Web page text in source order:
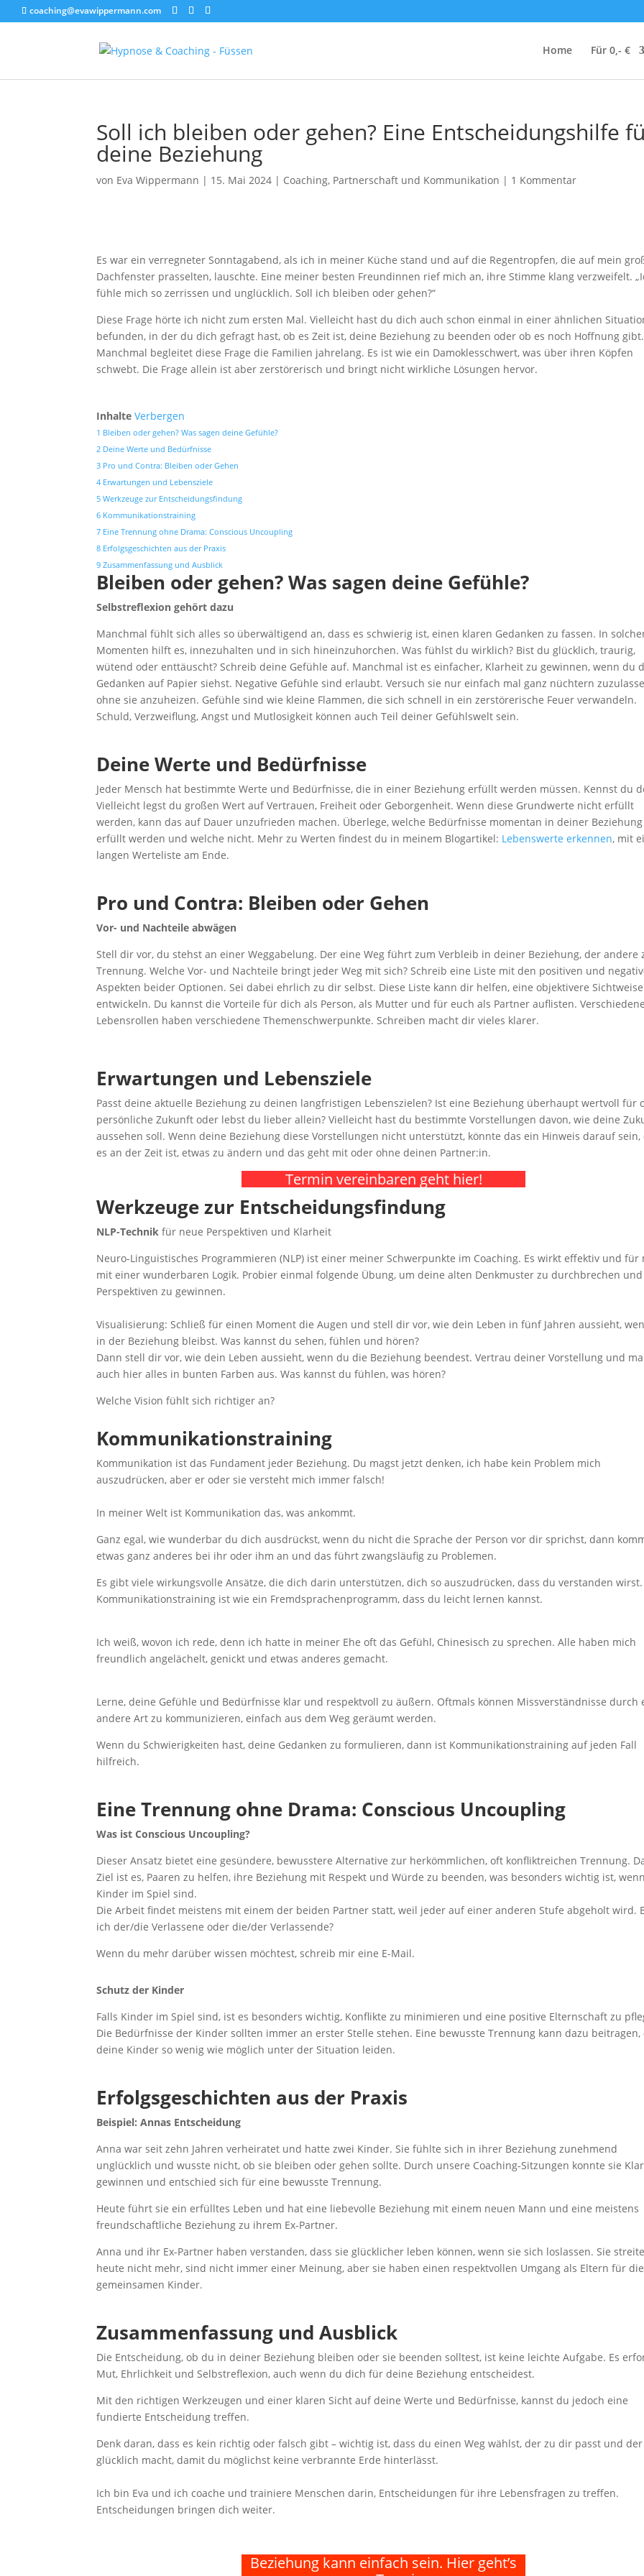
coaching@evawippermann.com
Home Für 0,- €
Soll ich bleiben oder gehen? Eine Entscheidungshilfe
deine Beziehung
von Eva Wippermann | 15. Mai 2024 | Coaching, Partnerschaft und Kommunikation | 1 Kommentar
Es war ein verregneter Sonntagabend, als ich in meiner Küche stand und auf die Regentropfen, die auf mein
Dachfenster prasselten, lauschte. Eine meiner besten Freundinnen rief mich an, ihre Stimme klang verzweifelt.
fühle mich so zerrissen und unglücklich. Soll ich bleiben oder gehen?“
Diese Frage hörte ich nicht zum ersten Mal. Vielleicht hast du dich auch schon einmal in einer ähnlichen
befunden, in der du dich gefragt hast, ob es Zeit ist, deine Beziehung zu beenden oder ob es noch Hoffnung gibt.
Manchmal begleitet diese Frage die Familien jahrelang. Es ist wie ein Damoklesschwert, was über ihren Köpfen
schwebt. Die Frage allein ist aber zerstörerisch und bringt nicht wirkliche Lösungen hervor.
Inhalte Verbergen
1 Bleiben oder gehen? Was sagen deine Gefühle?
2 Deine Werte und Bedürfnisse
3 Pro und Contra: Bleiben oder Gehen
4 Erwartungen und Lebensziele
5 Werkzeuge zur Entscheidungsfindung
6 Kommunikationstraining
7 Eine Trennung ohne Drama: Conscious Uncoupling
8 Erfolgsgeschichten aus der Praxis
9 Zusammenfassung und Ausblick
Bleiben oder gehen? Was sagen deine Gefühle?
Selbstreflexion gehört dazu
Manchmal fühlt sich alles so überwältigend an, dass es schwierig ist, einen klaren Gedanken zu fassen. In
Momenten hilft es, innezuhalten und in sich hineinzuhorchen. Was fühlst du wirklich? Bist du glücklich, traurig,
wütend oder enttäuscht? Schreib deine Gefühle auf. Manchmal ist es einfacher, Klarheit zu gewinnen, wenn du
Gedanken auf Papier siehst. Negative Gefühle sind erlaubt. Versuch sie nur einfach mal ganz nüchtern
ohne sie anzuheizen. Gefühle sind wie kleine Flammen, die sich schnell in ein zerstörerische Feuer verwandeln.
Schuld, Verzweiflung, Angst und Mutlosigkeit können auch Teil deiner Gefühlswelt sein.
Deine Werte und Bedürfnisse
Jeder Mensch hat bestimmte Werte und Bedürfnisse, die in einer Beziehung erfüllt werden müssen. Kennst du
Vielleicht legst du großen Wert auf Vertrauen, Freiheit oder Geborgenheit. Wenn diese Grundwerte nicht erfüllt
werden, kann das auf Dauer unzufrieden machen. Überlege, welche Bedürfnisse momentan in deiner Beziehung
erfüllt werden und welche nicht. Mehr zu Werten findest du in meinem Blogartikel: Lebenswerte erkennen, mit
langen Werteliste am Ende.
Pro und Contra: Bleiben oder Gehen
Vor- und Nachteile abwägen
Stell dir vor, du stehst an einer Weggabelung. Der eine Weg führt zum Verbleib in deiner Beziehung, der andere
Trennung. Welche Vor- und Nachteile bringt jeder Weg mit sich? Schreib eine Liste mit den positiven und
Aspekten beider Optionen. Sei dabei ehrlich zu dir selbst. Diese Liste kann dir helfen, eine objektivere
entwickeln. Du kannst die Vorteile für dich als Person, als Mutter und für euch als Partner auflisten. Verschiedene
Lebensrollen haben verschiedene Themenschwerpunkte. Schreiben macht dir vieles klarer.
Erwartungen und Lebensziele
Passt deine aktuelle Beziehung zu deinen langfristigen Lebenszielen? Ist eine Beziehung überhaupt wertvoll für
persönliche Zukunft oder lebst du lieber allein? Vielleicht hast du bestimmte Vorstellungen davon, wie deine
aussehen soll. Wenn deine Beziehung diese Vorstellungen nicht unterstützt, könnte das ein Hinweis darauf sein,
es an der Zeit ist, etwas zu ändern und das geht mit oder ohne deinen Partner:in.
Termin vereinbaren geht hier!
Werkzeuge zur Entscheidungsfindung
NLP-Technik für neue Perspektiven und Klarheit
Neuro-Linguistisches Programmieren (NLP) ist einer meiner Schwerpunkte im Coaching. Es wirkt effektiv und für
mit einer wunderbaren Logik. Probier einmal folgende Übung, um deine alten Denkmuster zu durchbrechen
Perspektiven zu gewinnen.
Visualisierung: Schließ für einen Moment die Augen und stell dir vor, wie dein Leben in fünf Jahren aussieht,
in der Beziehung bleibst. Was kannst du sehen, fühlen und hören?
Dann stell dir vor, wie dein Leben aussieht, wenn du die Beziehung beendest. Vertrau deiner Vorstellung und
auch hier alles in bunten Farben aus. Was kannst du fühlen, was hören?
Welche Vision fühlt sich richtiger an?
Kommunikationstraining
Kommunikation ist das Fundament jeder Beziehung. Du magst jetzt denken, ich habe kein Problem mich
auszudrücken, aber er oder sie versteht mich immer falsch!
In meiner Welt ist Kommunikation das, was ankommt.
Ganz egal, wie wunderbar du dich ausdrückst, wenn du nicht die Sprache der Person vor dir sprichst, dann
etwas ganz anderes bei ihr oder ihm an und das führt zwangsläufig zu Problemen.
Es gibt viele wirkungsvolle Ansätze, die dich darin unterstützen, dich so auszudrücken, dass du verstanden wirst.
Kommunikationstraining ist wie ein Fremdsprachenprogramm, dass du leicht lernen kannst.
Ich weiß, wovon ich rede, denn ich hatte in meiner Ehe oft das Gefühl, Chinesisch zu sprechen. Alle haben mich
freundlich angelächelt, genickt und etwas anderes gemacht.
Lerne, deine Gefühle und Bedürfnisse klar und respektvoll zu äußern. Oftmals können Missverständnisse durch
andere Art zu kommunizieren, einfach aus dem Weg geräumt werden.
Wenn du Schwierigkeiten hast, deine Gedanken zu formulieren, dann ist Kommunikationstraining auf jeden Fall
hilfreich.
Eine Trennung ohne Drama: Conscious Uncoupling
Was ist Conscious Uncoupling?
Dieser Ansatz bietet eine gesündere, bewusstere Alternative zur herkömmlichen, oft konfliktreichen Trennung.
Ziel ist es, Paaren zu helfen, ihre Beziehung mit Respekt und Würde zu beenden, was besonders wichtig ist, wenn
Kinder im Spiel sind.
Die Arbeit findet meistens mit einem der beiden Partner statt, weil jeder auf einer anderen Stufe abgeholt wird.
ich der/die Verlassene oder die/der Verlassende?
Wenn du mehr darüber wissen möchtest, schreib mir eine E-Mail.
Schutz der Kinder
Falls Kinder im Spiel sind, ist es besonders wichtig, Konflikte zu minimieren und eine positive Elternschaft zu
Die Bedürfnisse der Kinder sollten immer an erster Stelle stehen. Eine bewusste Trennung kann dazu beitragen,
deine Kinder so wenig wie möglich unter der Situation leiden.
Erfolgsgeschichten aus der Praxis
Beispiel: Annas Entscheidung
Anna war seit zehn Jahren verheiratet und hatte zwei Kinder. Sie fühlte sich in ihrer Beziehung zunehmend
unglücklich und wusste nicht, ob sie bleiben oder gehen sollte. Durch unsere Coaching-Sitzungen konnte sie
gewinnen und entschied sich für eine bewusste Trennung.
Heute führt sie ein erfülltes Leben und hat eine liebevolle Beziehung mit einem neuen Mann und eine meistens
freundschaftliche Beziehung zu ihrem Ex-Partner.
Anna und ihr Ex-Partner haben verstanden, dass sie glücklicher leben können, wenn sie sich loslassen. Sie
heute nicht mehr, sind nicht immer einer Meinung, aber sie haben einen respektvollen Umgang als Eltern für die
gemeinsamen Kinder.
Zusammenfassung und Ausblick
Die Entscheidung, ob du in deiner Beziehung bleiben oder sie beenden solltest, ist keine leichte Aufgabe. Es
Mut, Ehrlichkeit und Selbstreflexion, auch wenn du dich für deine Beziehung entscheidest.
Mit den richtigen Werkzeugen und einer klaren Sicht auf deine Werte und Bedürfnisse, kannst du jedoch eine
fundierte Entscheidung treffen.
Denk daran, dass es kein richtig oder falsch gibt – wichtig ist, dass du einen Weg wählst, der zu dir passt und
glücklich macht, damit du möglichst keine verbrannte Erde hinterlässt.
Ich bin Eva und ich coache und trainiere Menschen darin, Entscheidungen für ihre Lebensfragen zu treffen.
Entscheidungen bringen dich weiter.
Beziehung kann einfach sein. Hier geht’s